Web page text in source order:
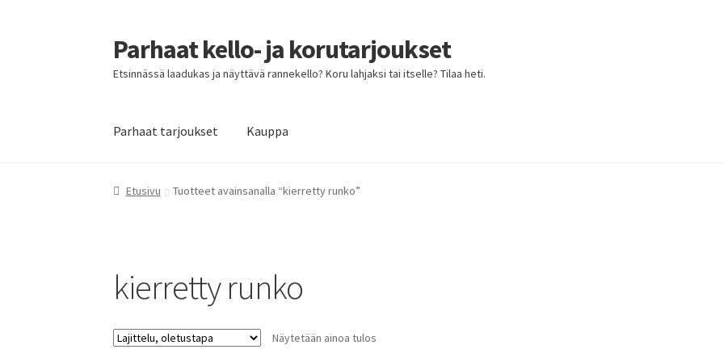
Siirry
navigointiin
Siirry
sisältöön
Parhaat kello- ja korutarjoukset
Etsinnässä laadukas ja näyttävä rannekello? Koru lahjaksi tai itselle? Tilaa heti.
Parhaat tarjoukset Kauppa
Etusivu Parhaat tarjoukset
Etusivu Tuotteet avainsanalla “kierretty runko”
kierretty runko
Näytetään ainoa tulos